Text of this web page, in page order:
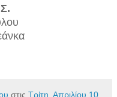
στις Τρίτη, Απριλίου 10,